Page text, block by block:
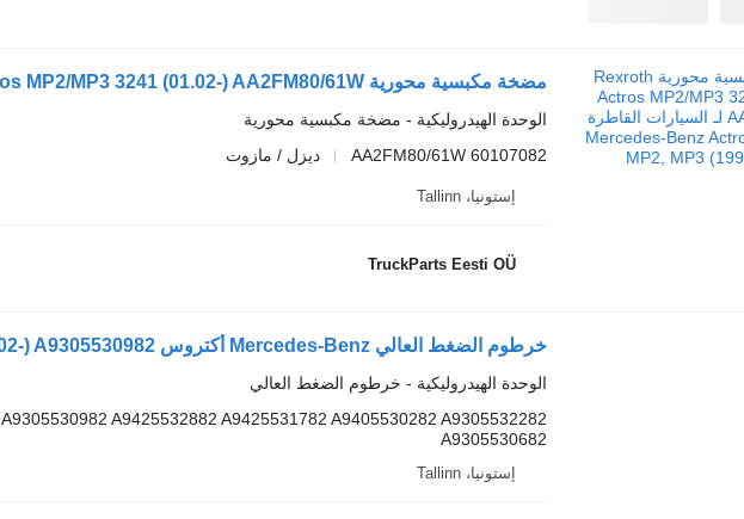
الوحدة الهيدروليكية - مضخة مكبسية محورية
AA2FM80/61W 60107082
ديزل / مازوت
إستونيا، Tallinn
TruckParts Eesti OÜ
الوحدة الهيدروليكية - خرطوم الضغط العالي
A9305530982 A9425532882 A9425531782 A9405530282 A9305532282
A9305530682
إستونيا، Tallinn